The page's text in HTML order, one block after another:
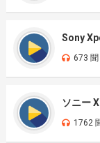
Sony
673 聞
ソニー
1762